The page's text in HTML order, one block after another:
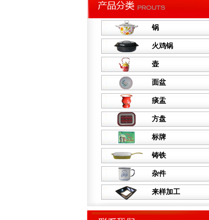
锅
火鸡锅
壶
面盆
痰盂
方盘
标牌
铸铁
杂件
来样加工